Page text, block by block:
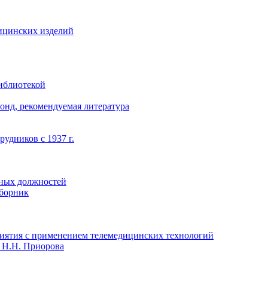
изделий
рекомендуемая литература
с 1937 г.
должностей
с применением телемедицинских технологий
Приорова